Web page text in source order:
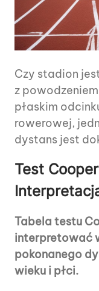
Czy stadion
z
płaskim
rowerowej,
dystans jest
Test
Tabela testu
interpretować
pokonanego
wieku i płci.